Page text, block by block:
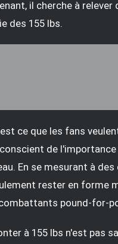
il cherche à
des 155 lbs.
ce que les fans
de
En se mesurant à
rester en forme
pound-for-
à 155 lbs n'est pas